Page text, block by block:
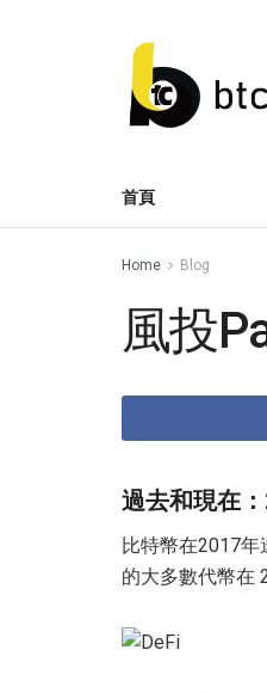
首頁
Home Blog
風投
過去和現在
比特幣在2017
的大多數代幣在